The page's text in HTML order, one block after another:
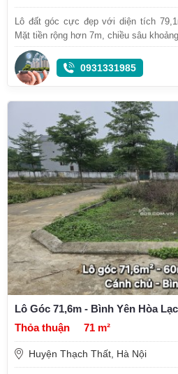
Lô đất góc cực đẹp với diện tích
Mặt tiền rộng hơn 7m, chiều sâu
0931331985
Lô Góc 71,6m - Bình Yên Hòa
Thỏa thuận
71 m²
Huyện Thạch Thất, Hà Nội